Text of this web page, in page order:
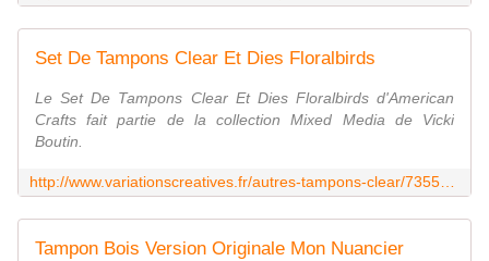
Set De Tampons Clear Et Dies Floralbirds
Le Set De Tampons Clear Et Dies Floralbirds d'American
Crafts fait partie de la collection Mixed Media de Vicki
Boutin.
Tampon Bois Version Originale Mon Nuancier